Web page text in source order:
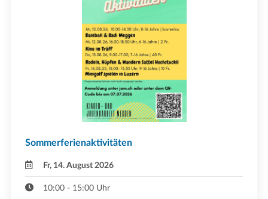
Sommerferienaktivitäten
Fr, 14. August 2026
10:00 - 15:00 Uhr